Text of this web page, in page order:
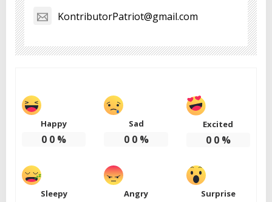
KontributorPatriot@gmail.com
Happy
0 0 %
Sad
0 0%
Excited
0 0%
Sleepy Angry Surprise